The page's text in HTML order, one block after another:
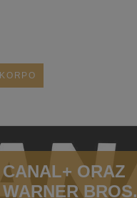
KORPO
CANAL+ ORAZ
WARNER BROS.